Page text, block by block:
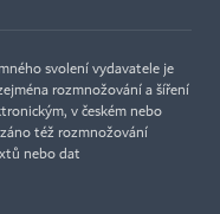
svolení vydavatele je
rozmnožování a šíření
v českém nebo
též rozmnožování
nebo dat